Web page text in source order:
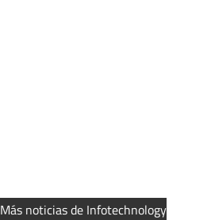
Más noticias de Infotechnology